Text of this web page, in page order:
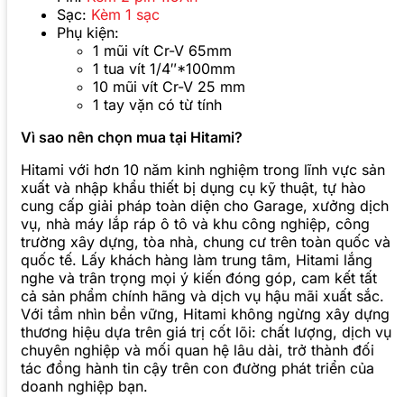
Sạc: Kèm 1 sạc
Phụ kiện:
1 mũi vít Cr-V 65mm
1 tua vít 1/4″*100mm
10 mũi vít Cr-V 25 mm
1 tay vặn có từ tính
Vì sao nên chọn mua tại Hitami?
Hitami với hơn 10 năm kinh nghiệm trong lĩnh vực sản
xuất và nhập khẩu thiết bị dụng cụ kỹ thuật, tự hào
cung cấp giải pháp toàn diện cho Garage, xưởng dịch
vụ, nhà máy lắp ráp ô tô và khu công nghiệp, công
trường xây dựng, tòa nhà, chung cư trên toàn quốc và
quốc tế. Lấy khách hàng làm trung tâm, Hitami lắng
nghe và trân trọng mọi ý kiến đóng góp, cam kết tất
cả sản phẩm chính hãng và dịch vụ hậu mãi xuất sắc.
Với tầm nhìn bền vững, Hitami không ngừng xây dựng
thương hiệu dựa trên giá trị cốt lõi: chất lượng, dịch vụ
chuyên nghiệp và mối quan hệ lâu dài, trở thành đối
tác đồng hành tin cậy trên con đường phát triển của
doanh nghiệp bạn.